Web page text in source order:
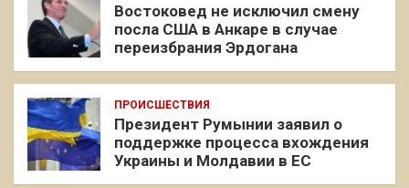
Востоковед не исключил смену
посла США в Анкаре в случае
переизбрания Эрдогана
ПРОИСШЕСТВИЯ
Президент Румынии заявил о
поддержке процесса вхождения
Украины и Молдавии в ЕС